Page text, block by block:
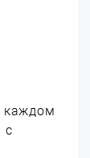
каждом
с